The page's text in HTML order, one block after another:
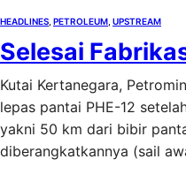
HEADLINES PETROLEUM UPSTREAM
Selesai
Kutai Kertanegara,
lepas pantai PHE-12
yakni 50 km dari bibir
diberangkatkannya (sail